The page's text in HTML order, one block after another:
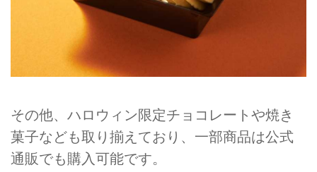
その他、ハロウィン限定チョコレートや焼き
菓子なども取り揃えており、一部商品は公式
通販でも購入可能です。